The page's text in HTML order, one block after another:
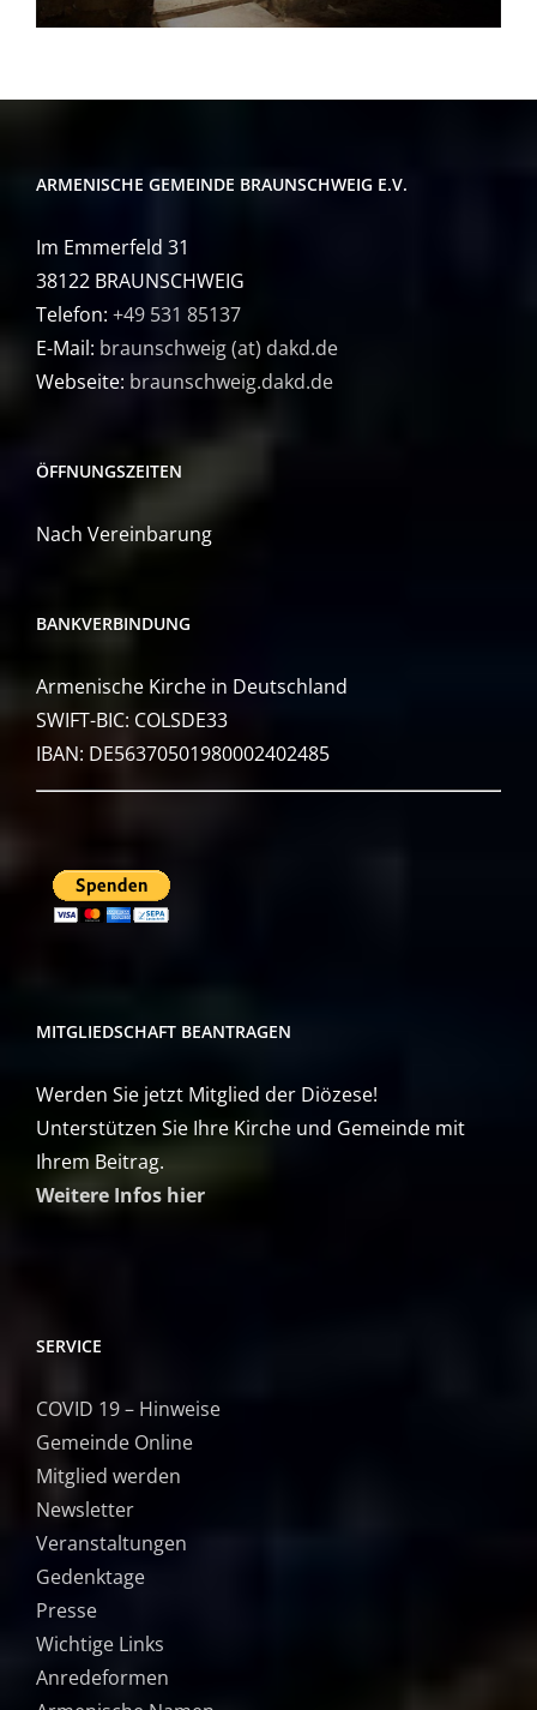
ARMENISCHE GEMEINDE BRAUNSCHWEIG E.V.
Im Emmerfeld 31
38122 BRAUNSCHWEIG
Telefon: +49 531 85137
E-Mail: braunschweig (at) dakd.de
Webseite: braunschweig.dakd.de
ÖFFNUNGSZEITEN
Nach Vereinbarung
BANKVERBINDUNG
Armenische Kirche in Deutschland
SWIFT-BIC: COLSDE33
IBAN: DE56370501980002402485
MITGLIEDSCHAFT BEANTRAGEN
Werden Sie jetzt Mitglied der Diözese!
Unterstützen Sie Ihre Kirche und Gemeinde mit
Ihrem Beitrag.
Weitere Infos hier
SERVICE
COVID 19 – Hinweise
Gemeinde Online
Mitglied werden
Newsletter
Veranstaltungen
Gedenktage
Presse
Wichtige Links
Anredeformen